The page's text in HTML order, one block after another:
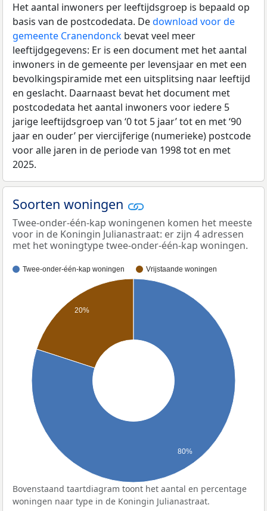
Het aantal inwoners per leeftijdsgroep is bepaald op
basis van de postcodedata. Dedownload voor de
gemeente Cranendonck bevat veel meer
leeftijdgegevens: Er is een document met het aantal
inwoners in de gemeente per levensjaar en met een
bevolkingspiramide met een uitsplitsing naar leeftijd
en geslacht. Daarnaast bevat het document met
postcodedata het aantal inwoners voor iedere 5
jarige leeftijdsgroep van ‘0 tot 5 jaar’ tot en met ‘90
jaar en ouder’ per viercijferige (numerieke) postcode
voor alle jaren in de periode van 1998 tot en met
2025.
Soorten woningen
Twee-onder-één-kap woningenen komen het meeste
voor in de Koningin Julianastraat: er zijn 4 adressen
met het woningtype twee-onder-één-kap woningen.
Twee-onder-één-kap woningen Vrijstaande woningen
20%
80%
Bovenstaand taartdiagram toont het aantal en percentage
woningen naar type in de Koningin Julianastraat.